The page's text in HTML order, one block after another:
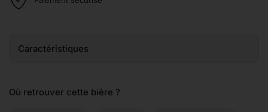
Caractéristiques
Où retrouver cette bière ?